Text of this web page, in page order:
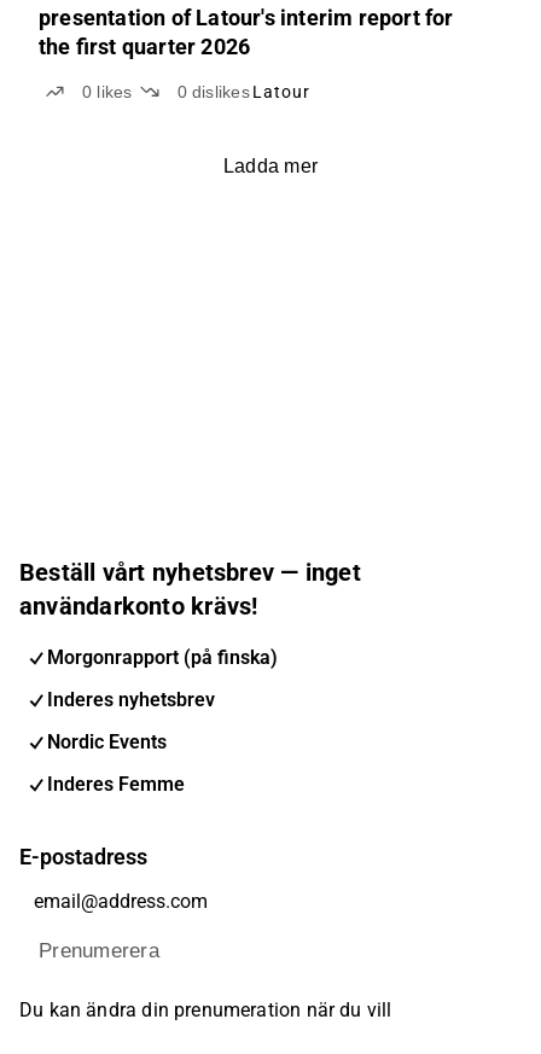
presentation of Latour's interim report for
the first quarter 2026
0 likes 0 dislikes Latour
Ladda mer
Beställ vårt nyhetsbrev — inget
användarkonto krävs!
Morgonrapport (på finska)
Inderes nyhetsbrev
Nordic Events
Inderes Femme
E-postadress
Prenumerera
Du kan ändra din prenumeration när du vill